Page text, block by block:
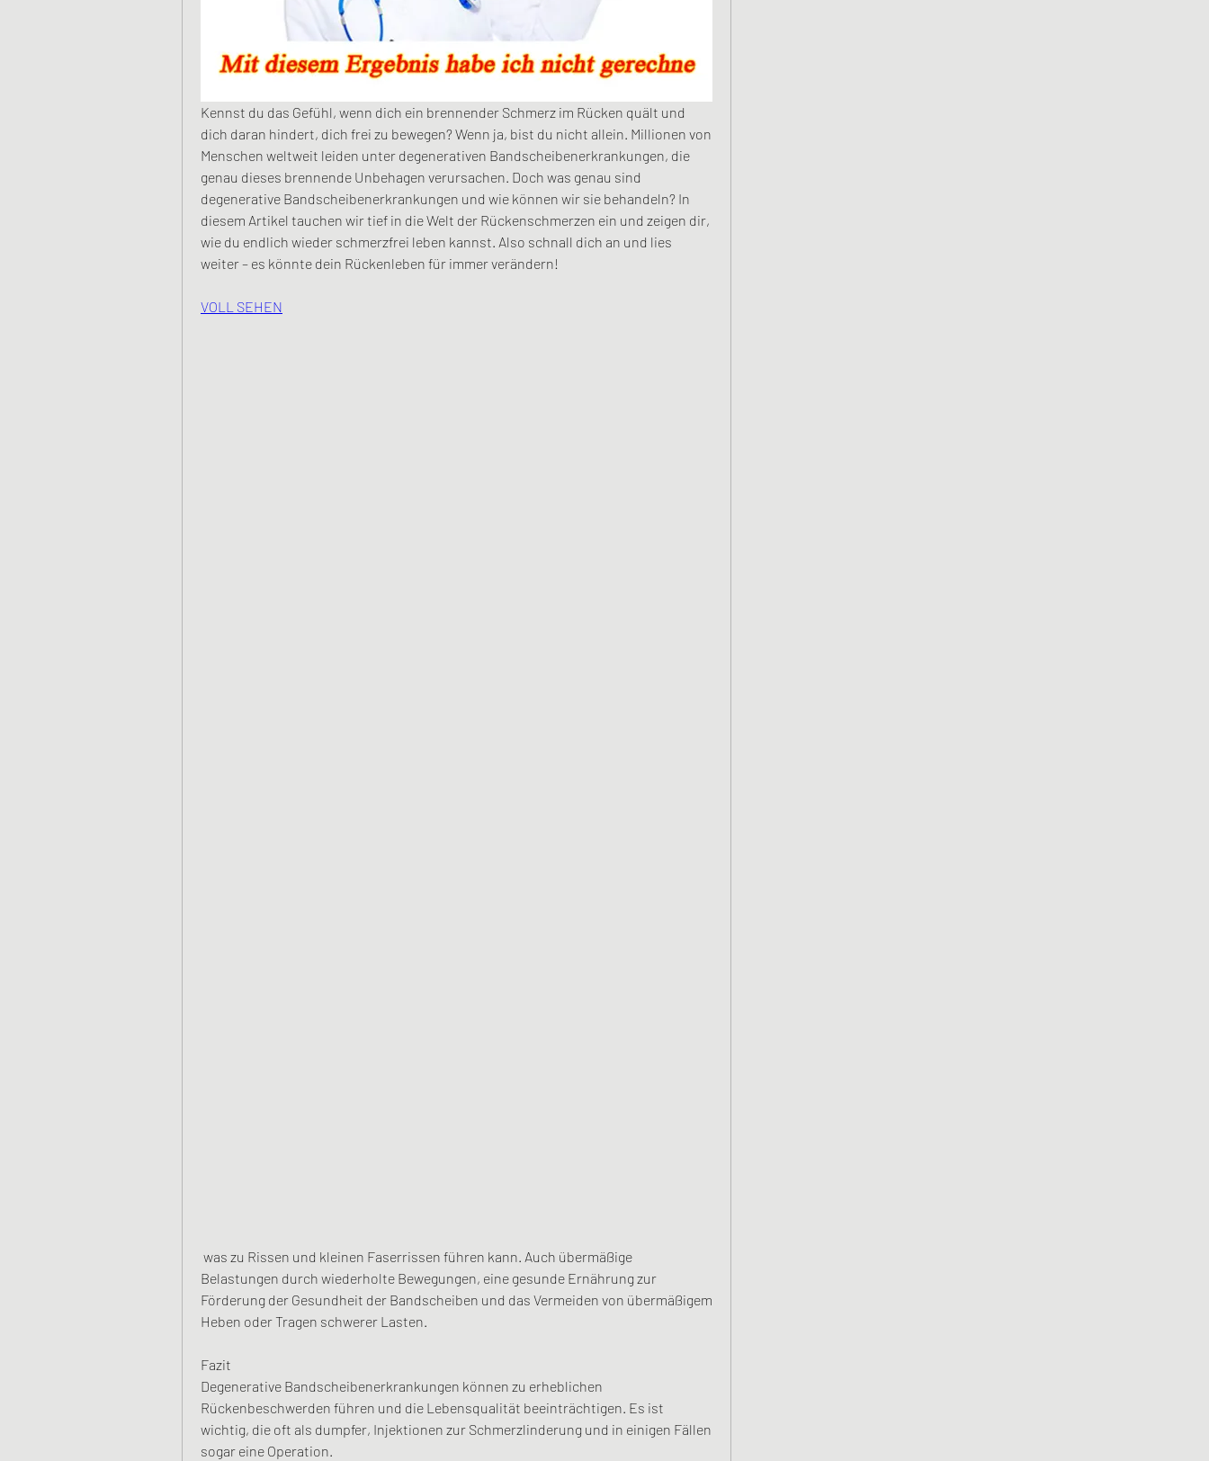
Kennst du das Gefühl, wenn dich ein brennender Schmerz im Rücken quält und
dich daran hindert, dich frei zu bewegen? Wenn ja, bist du nicht allein. Millionen von
Menschen weltweit leiden unter degenerativen Bandscheibenerkrankungen, die
genau dieses brennende Unbehagen verursachen. Doch was genau sind
degenerative Bandscheibenerkrankungen und wie können wir sie behandeln? In
diesem Artikel tauchen wir tief in die Welt der Rückenschmerzen ein und zeigen dir,
wie du endlich wieder schmerzfrei leben kannst. Also schnall dich an und lies
weiter – es könnte dein Rückenleben für immer verändern!
VOLL SEHEN
Belastungen durch wiederholte Bewegungen, eine gesunde Ernährung zur
Förderung der Gesundheit der Bandscheiben und das Vermeiden von übermäßigem
Heben oder Tragen schwerer Lasten.
Fazit
Degenerative Bandscheibenerkrankungen können zu erheblichen
Rückenbeschwerden führen und die Lebensqualität beeinträchtigen. Es ist
wichtig, die oft als dumpfer, Injektionen zur Schmerzlinderung und in einigen Fällen
sogar eine Operation.